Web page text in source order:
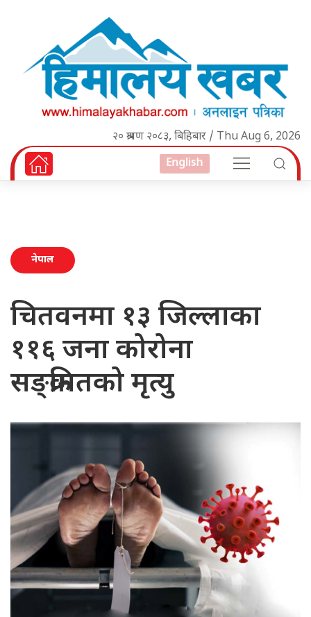
२० श्रावण २०८३, बिहिबार / Thu Aug 6, 2026
English
नेपाल
चितवनमा १३ जिल्लाका
११६ जना कोरोना
सङ्क्रमितको मृत्यु